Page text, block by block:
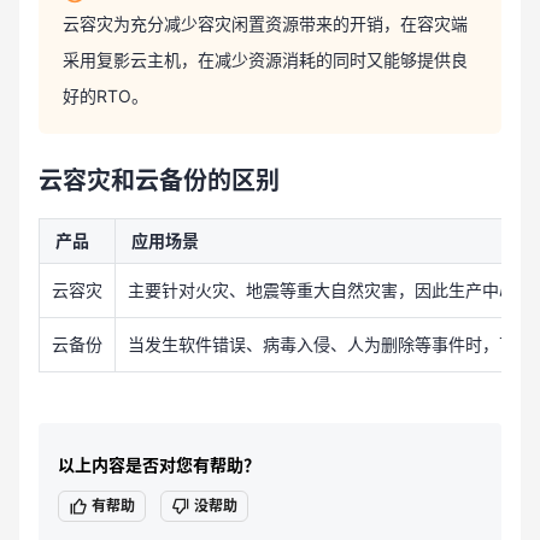
云容灾为充分减少容灾闲置资源带来的开销，在容灾端
采用复影云主机，在减少资源消耗的同时又能够提供良
好的RTO。
云容灾和云备份的区别
产品 应用场景
云容灾 主要针对火灾、地震等重大自然灾害，因此生产中心
云备份 当发生软件错误、病毒入侵、人为删除等事件时，可
以上内容是否对您有帮助？
有帮助 没帮助